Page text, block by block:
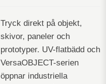
Tryck direkt på objekt,
skivor, paneler och
prototyper. UV-flatbädd och
VersaOBJECT-serien
öppnar industriella